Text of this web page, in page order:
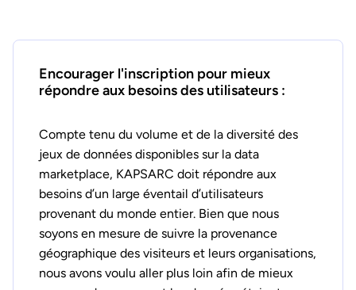
Encourager l'inscription pour mieux
répondre aux besoins des utilisateurs :
Compte tenu du volume et de la diversité des
jeux de données disponibles sur la data
marketplace, KAPSARC doit répondre aux
besoins d’un large éventail d’utilisateurs
provenant du monde entier. Bien que nous
soyons en mesure de suivre la provenance
géographique des visiteurs et leurs organisations,
nous avons voulu aller plus loin afin de mieux